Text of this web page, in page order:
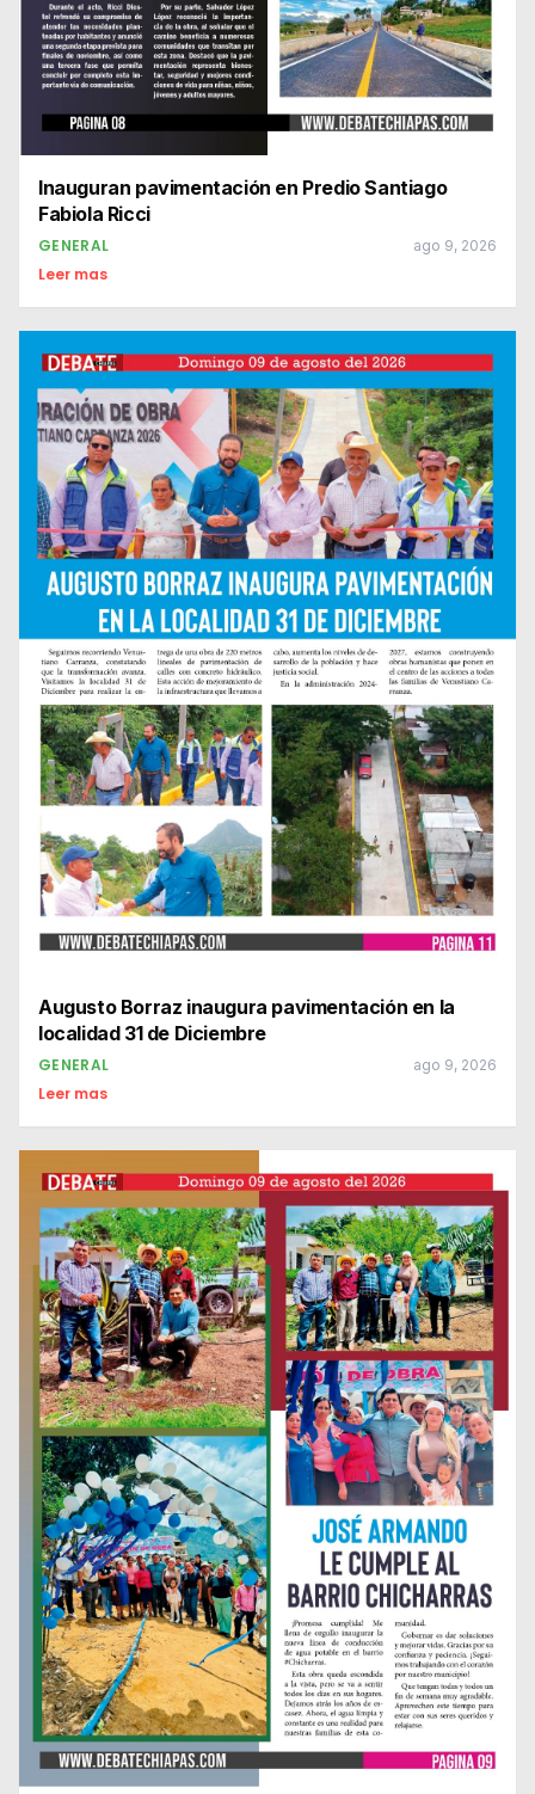
Inauguran pavimentación en Predio Santiago
Fabiola Ricci
GENERAL ago 9, 2026
Leer mas
Augusto Borraz inaugura pavimentación en la
localidad 31 de Diciembre
GENERAL ago 9, 2026
Leer mas